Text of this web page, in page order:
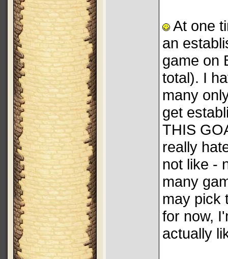
At one
an
game on
total). I
many
get
THIS
really
not like -
many
may pick
for now,
actually